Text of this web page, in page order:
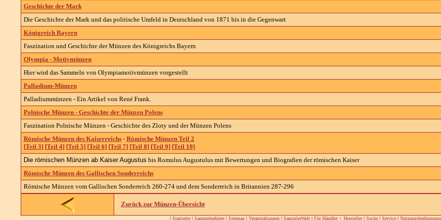
Geschichte der Mark
Die Geschichte der Mark und das politische Umfeld in Deutschland von 1871 bis in die Gegenwart
Königreich Bayern
Faszination und Geschichte der Münzen des Königreichs Bayern
Olympia - Motivmünzen
Hier wird das Sammeln von Olympiamotivmünzen vorgestellt
Palladium-Münzen
Palladiummünzen - Ein Artikel von René Frank.
Polnische Münzen - Geschichte der Münzen Polens
Faszination Polnische Münzen - Geschichte des Zloty und der Münzen Polens
Römische Münzen des Kaiserreichs- Römische Münzen Teil 2
[Teil 3] [Teil 4] [Teil 5] [Teil 6] [Teil 7] [Teil 8] [Teil 9] [Teil 10]
Die römischen Münzen ab Kaiser Augustus bis Romulus Augustulus mit Bewertungen und Biografien der römischen Kaiser
Römische Münzen des Gallischen Sonderreichs
Römische Münzen vom Gallischen Sonderreich 260-274 und dem Sonderreich in Britannien 287-296
Zurück zur Münzen-Übersicht
| Startseite| Sammelgebiete| Sitemap| Veranstaltungen| SammlerWelt| Für Händler + Hersteller| Suche| Service|